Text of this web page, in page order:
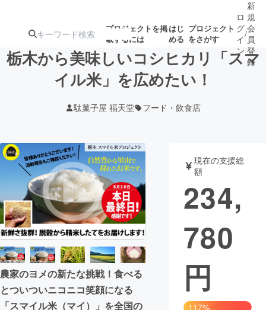
プロジェクトを掲
載するには
はじ
める
プロジェクト
をさがす
注目のリ
ターン
注目の新着プロ
ジェクト
募集終了が近いプ
ロジェクト
アート・写真 音楽
テクノロジー・ガジェット ゲーム・サ
映像・映画
ビジネス・起業
まちづくり・地域活性化
ロ
グ
イ
ン
/
新
規
会
員
登
録
栃木から美味しいコシヒカリ「スマ
イル米」を広めたい！
駄菓子屋 福天堂 フード・飲食店
農家のヨメの新たな挑戦！食べる
とついついニコニコ笑顔になる
「スマイル米（マイ）」を全国の
現在の支援総
額
234,
780
円
117%